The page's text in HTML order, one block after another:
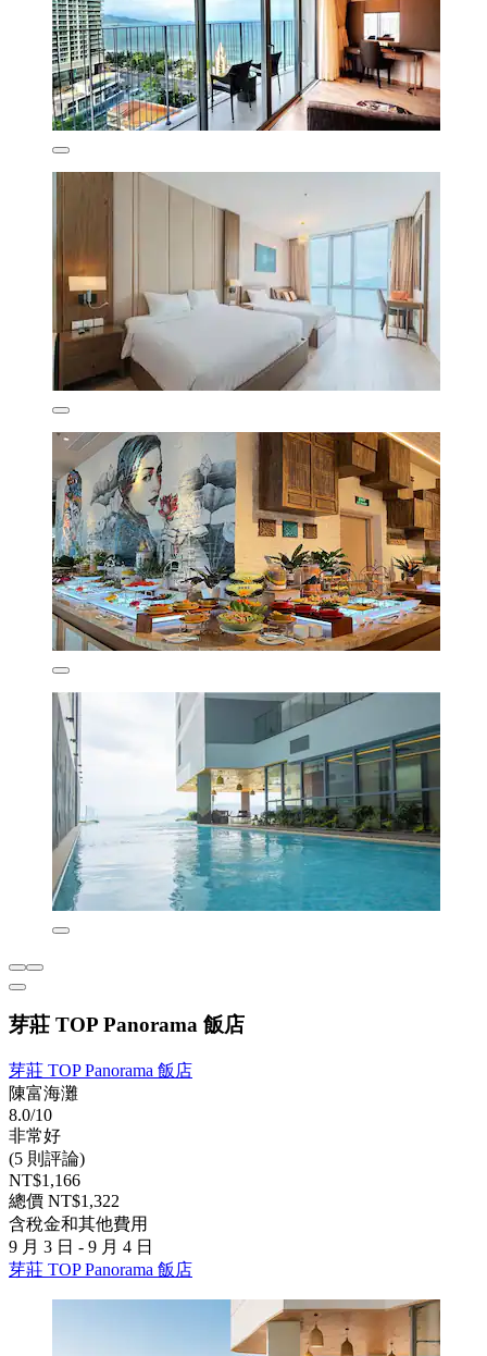
芽莊 TOP Panorama 飯店
芽莊 TOP Panorama 飯店
陳富海灘
8.0/10
非常好
(5 則評論)
NT$1,166
總價 NT$1,322
含稅金和其他費用
9 月 3 日 - 9 月 4 日
芽莊 TOP Panorama 飯店